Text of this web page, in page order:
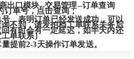
出口模块--交易管理--订单查询
订单号，点击查询；
，表明订单已经发送成功，可以
不到，请发拍档工单联系关务后
有时会有一定延迟，如半天内还
单联系）
提前2-3天操作订单发送。